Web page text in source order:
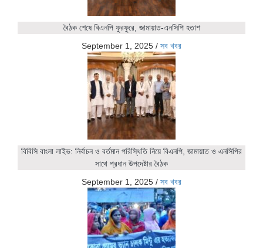
বৈঠক শেষে বিএনপি ফুরফুরে, জামায়াত-এনসিপি হতাশ
September 1, 2025 / সব খবর
বিবিসি বাংলা লাইভ: নির্বাচন ও বর্তমান পরিস্থিতি নিয়ে বিএনপি, জামায়াত ও এনসিপির
সাথে প্রধান উপদেষ্টার বৈঠক
September 1, 2025 / সব খবর